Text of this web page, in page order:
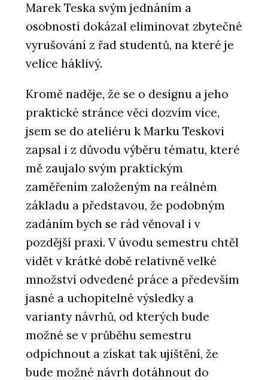
Marek Teska svým jednáním a
osobností dokázal eliminovat zbytečné
vyrušování z řad studentů, na které je
velice háklivý.
Kromě naděje, že se o designu a jeho
praktické stránce věci dozvím více,
jsem se do ateliéru k Marku Teskovi
zapsal i z důvodu výběru tématu, které
mě zaujalo svým praktickým
zaměřením založeným na reálném
základu a představou, že podobným
zadáním bych se rád věnoval i v
pozdější praxi. V úvodu semestru chtěl
vidět v krátké době relativně velké
množství odvedené práce a především
jasné a uchopitelné výsledky a
varianty návrhů, od kterých bude
možné se v průběhu semestru
odpíchnout a získat tak ujištění, že
bude možné návrh dotáhnout do